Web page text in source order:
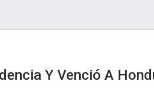
Y Venció A